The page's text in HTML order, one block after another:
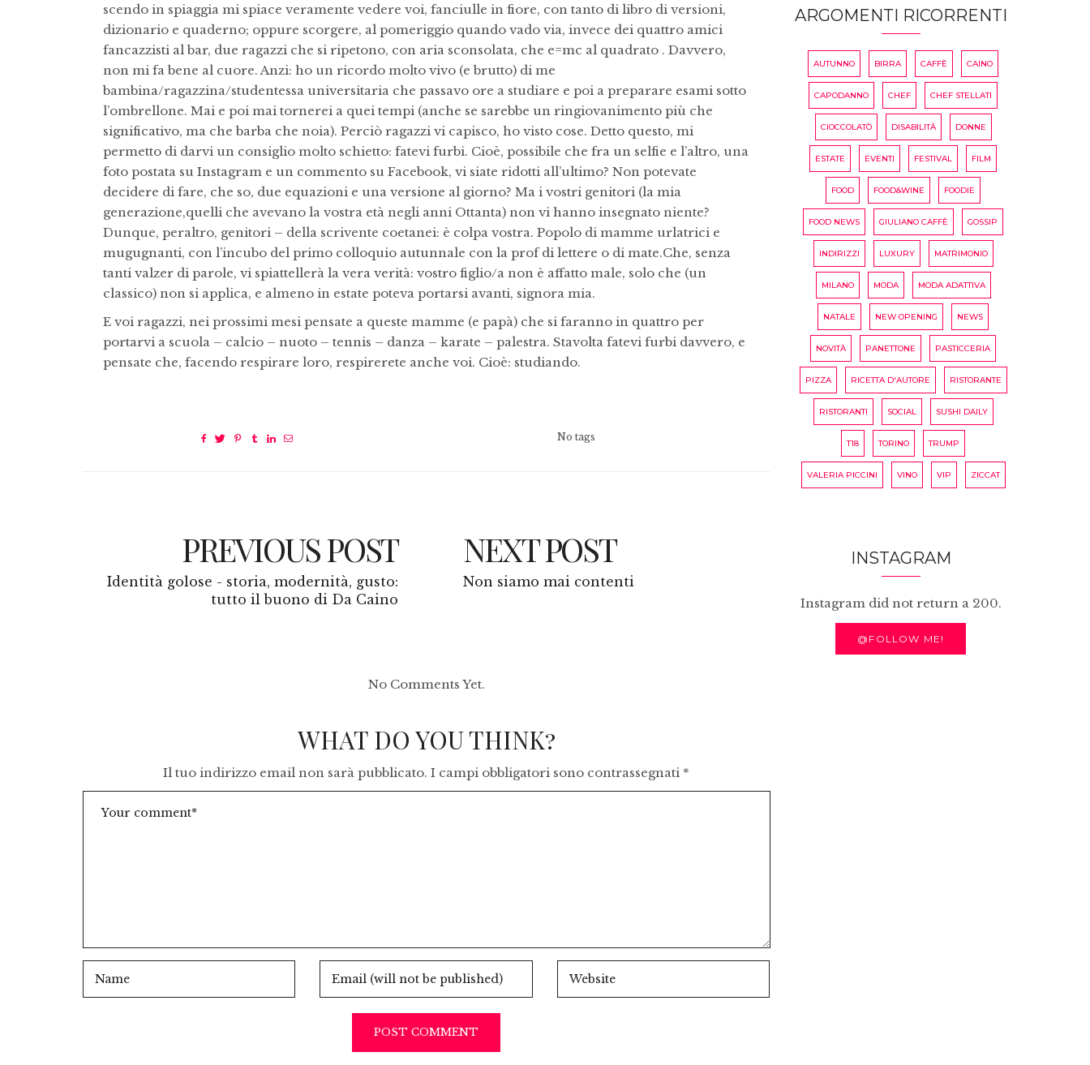
scendo in spiaggia mi spiace veramente vedere voi, fanciulle in fiore, con tanto di libro di versioni,
dizionario e quaderno; oppure scorgere, al pomeriggio quando vado via, invece dei quattro amici
fancazzisti al bar, due ragazzi che si ripetono, con aria sconsolata, che e=mc al quadrato . Davvero,
non mi fa bene al cuore. Anzi: ho un ricordo molto vivo (e brutto) di me
bambina/ragazzina/studentessa universitaria che passavo ore a studiare e poi a preparare esami sotto
l’ombrellone. Mai e poi mai tornerei a quei tempi (anche se sarebbe un ringiovanimento più che
significativo, ma che barba che noia). Perciò ragazzi vi capisco, ho visto cose. Detto questo, mi
permetto di darvi un consiglio molto schietto: fatevi furbi. Cioè, possibile che fra un selfie e l’altro, una
foto postata su Instagram e un commento su Facebook, vi siate ridotti all’ultimo? Non potevate
decidere di fare, che so, due equazioni e una versione al giorno? Ma i vostri genitori (la mia
generazione,quelli che avevano la vostra età negli anni Ottanta) non vi hanno insegnato niente?
Dunque, peraltro, genitori – della scrivente coetanei: è colpa vostra. Popolo di mamme urlatrici e
mugugnanti, con l’incubo del primo colloquio autunnale con la prof di lettere o di mate.Che, senza
tanti valzer di parole, vi spiattellerà la vera verità: vostro figlio/a non è affatto male, solo che (un
classico) non si applica, e almeno in estate poteva portarsi avanti, signora mia.
E voi ragazzi, nei prossimi mesi pensate a queste mamme (e papà) che si faranno in quattro per
portarvi a scuola – calcio – nuoto – tennis – danza – karate – palestra. Stavolta fatevi furbi davvero, e
pensate che, facendo respirare loro, respirerete anche voi. Cioè: studiando.
No tags
PREVIOUS POST
Identità golose - storia, modernità, gusto:
tutto il buono di Da Caino
NEXT POST
Non siamo mai contenti
No Comments Yet.
WHAT DO YOU THINK?
Il tuo indirizzo email non sarà pubblicato. I campi obbligatori sono contrassegnati *
ARGOMENTI RICORRENTI
AUTUNNO BIRRA CAFFÈ CAINO
CAPODANNO CHEF CHEF STELLATI
CIOCCOLATÒ DISABILITÀ DONNE
ESTATE EVENTI FESTIVAL FILM
FOOD FOOD&WINE FOODIE
FOOD NEWS GIULIANO CAFFÈ GOSSIP
INDIRIZZI LUXURY MATRIMONIO
MILANO MODA MODA ADATTIVA
NATALE NEW OPENING NEWS
NOVITÀ PANETTONE PASTICCERIA
PIZZA RICETTA D'AUTORE RISTORANTE
RISTORANTI SOCIAL SUSHI DAILY
T18 TORINO TRUMP
VALERIA PICCINI VINO VIP ZICCAT
INSTAGRAM
Instagram did not return a 200.
@FOLLOW ME!